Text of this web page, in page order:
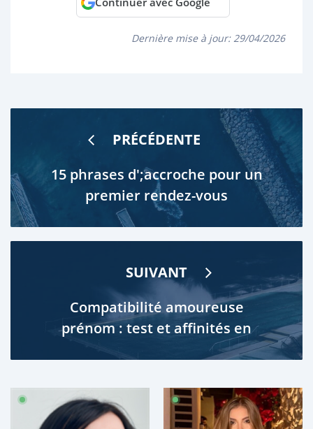
Dernière mise à jour:29/04/2026
PRÉCÉDENTE
15 phrases d';accroche pour un
premier rendez-vous
SUIVANT
Compatibilité amoureuse
prénom : test et affinités en